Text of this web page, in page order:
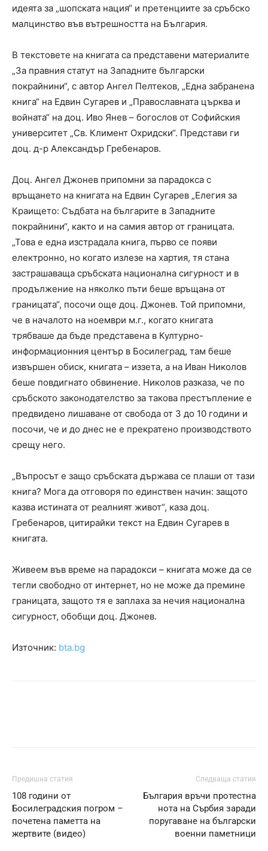
идеята за „шопската нация“ и претенциите за сръбско
малцинство във вътрешността на България.
В текстовете на книгата са представени материалите
„За правния статут на Западните български
покрайнини“, с автор Ангел Пелтеков, „Една забранена
книга“ на Едвин Сугарев и „Православната църква и
войната“ на доц. Иво Янев – богослов от Софийския
университет „Св. Климент Охридски“. Представи ги
доц. д-р Александър Гребенаров.
Доц. Ангел Джонев припомни за парадокса с
връщането на книгата на Едвин Сугарев „Елегия за
Краището: Съдбата на българите в Западните
покрайнини“, както и на самия автор от границата.
„Това е една изстрадала книга, първо се появи
електронно, но когато излезе на хартия, тя стана
застрашаваща сръбската национална сигурност и в
продължение на няколко пъти беше връщана от
границата“, посочи още доц. Джонев. Той припомни,
че в началото на ноември м.г., когато книгата
трябваше да бъде представена в Културно-
информационния център в Босилеград, там беше
извършен обиск, книгата – иззета, а на Иван Николов
беше повдигнато обвинение. Николов разказа, че по
сръбското законодателство за такова престъпление е
предвидено лишаване от свобода от 3 до 10 години и
посочи, че и до днес не е прекратено производството
срещу него.
„Въпросът е защо сръбската държава се плаши от тази
книга? Мога да отговоря по единствен начин: защото
казва истината от реалният живот“, каза доц.
Гребенаров, цитирайки текст на Едвин Сугарев в
книгата.
Живеем във време на парадокси – книгата може да се
тегли свободно от интернет, но не може да премине
границата, защото тя е заплаха за нечия национална
сигурност, обобщи доц. Джонев.
Източник: bta.bg
Предишна статия
108 години от
Босилеградския погром –
почетена паметта на
жертвите (видео)
Следваща статия
България връчи протестна
нота на Сърбия заради
поругаване на български
военни паметници